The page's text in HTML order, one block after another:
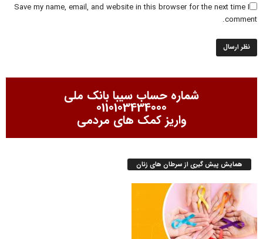
Save my name, email, and website in this browser for the next time I
comment.
شماره حساب سیبا بانک ملی
0110103434000
واریز کمک های مردمی
همایش پیش گیری از سرطان های زنان